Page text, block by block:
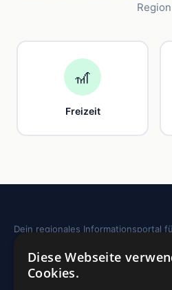
Region
🎢
Freizeit
Dein regionales Informationsportal
Sehenswürdigkeiten, Ausflugstipps
deiner Region.
Diese Webseite
Cookies.